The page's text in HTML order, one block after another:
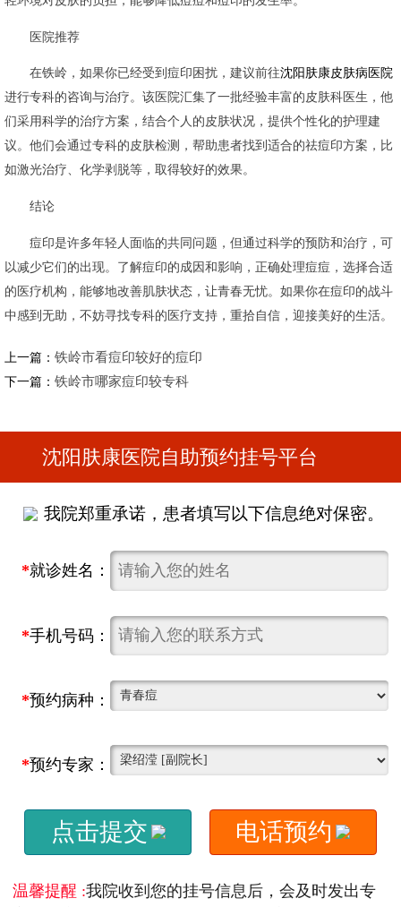
医院推荐
在铁岭，如果你已经受到痘印困扰，建议前往沈阳肤康皮肤病医院
进行专科的咨询与治疗。该医院汇集了一批经验丰富的皮肤科医生，他
们采用科学的治疗方案，结合个人的皮肤状况，提供个性化的护理建
议。他们会通过专科的皮肤检测，帮助患者找到适合的祛痘印方案，比
如激光治疗、化学剥脱等，取得较好的效果。
结论
痘印是许多年轻人面临的共同问题，但通过科学的预防和治疗，可
以减少它们的出现。了解痘印的成因和影响，正确处理痘痘，选择合适
的医疗机构，能够地改善肌肤状态，让青春无忧。如果你在痘印的战斗
中感到无助，不妨寻找专科的医疗支持，重拾自信，迎接美好的生活。
上一篇：铁岭市看痘印较好的痘印
下一篇：铁岭市哪家痘印较专科
沈阳肤康医院自助预约挂号平台
我院郑重承诺，患者填写以下信息绝对保密。
*就诊姓名：
*手机号码：
*预约病种：
*预约专家：
点击提交 电话预约
温馨提醒 :我院收到您的挂号信息后，会及时发出专